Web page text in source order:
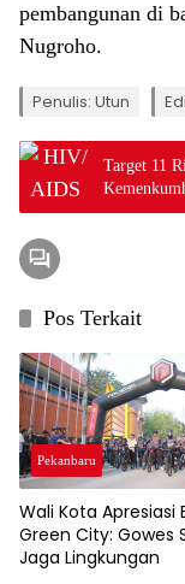
pembangunan di
Nugroho.
Penulis: Utun
Target 11
Pos Terkait
Pekanbaru
Wali Kota Apresiasi
Green City: Gowes
Jaga Lingkungan